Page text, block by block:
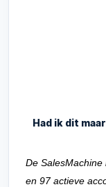
Had ik dit
De
en 97 actieve